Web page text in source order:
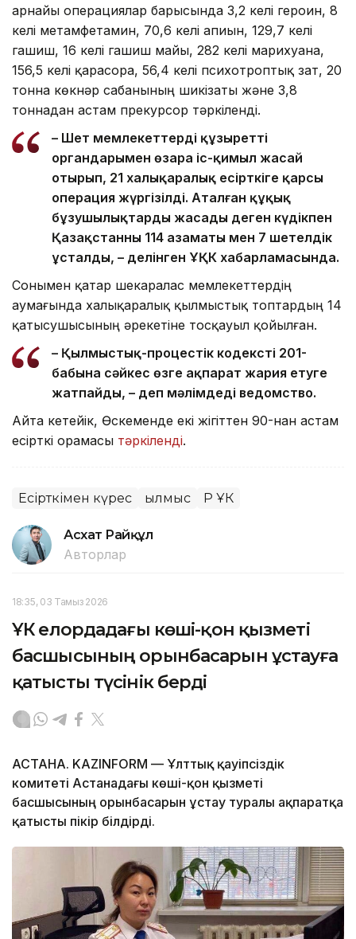
арнайы операциялар барысында 3,2 келі героин, 8
келі метамфетамин, 70,6 келі апиын, 129,7 келі
гашиш, 16 келі гашиш майы, 282 келі марихуана,
156,5 келі қарасора, 56,4 келі психотроптық зат, 20
тонна көкнәр сабанының шикізаты және 3,8
тоннадан астам прекурсор тәркіленді.
– Шет мемлекеттердің құзыретті
органдарымен өзара іс-қимыл жасай
отырып, 21 халықаралық есірткіге қарсы
операция жүргізілді. Аталған құқық
бұзушылықтарды жасады деген күдікпен
Қазақстанның 114 азаматы мен 7 шетелдік
ұсталды, – делінген ҰҚК хабарламасында.
Сонымен қатар шекаралас мемлекеттердің
аумағында халықаралық қылмыстық топтардың 14
қатысушысының әрекетіне тосқауыл қойылған.
– Қылмыстық-процестік кодекстің 201-
бабына сәйкес өзге ақпарат жария етуге
жатпайды, – деп мәлімдеді ведомство.
Айта кетейік, Өскеменде екі жігіттен 90-нан астам
есірткі орамасы тәркіленді.
Есірткімен күрес Қылмыс ҚР ҰҚК
Асхат Райқұл
Авторлар
18:35, 03 Тамыз 2026
ҰКҚ елордадағы көші-қон қызметі
басшысының орынбасарын ұстауға
қатысты түсінік берді
АСТАНА. KAZINFORM — Ұлттық қауіпсіздік
комитеті Астанадағы көші-қон қызметі
басшысының орынбасарын ұстау туралы ақпаратқа
қатысты пікір білдірді.